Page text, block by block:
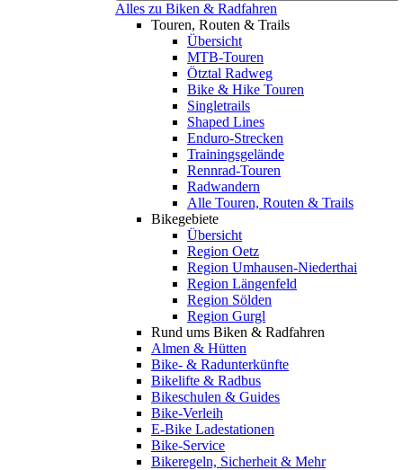
Alles zu Biken & Radfahren
Touren, Routen & Trails
Übersicht
MTB-Touren
Ötztal Radweg
Bike & Hike Touren
Singletrails
Shaped Lines
Enduro-Strecken
Trainingsgelände
Rennrad-Touren
Radwandern
Alle Touren, Routen & Trails
Bikegebiete
Übersicht
Region Oetz
Region Umhausen-Niederthai
Region Längenfeld
Region Sölden
Region Gurgl
Rund ums Biken & Radfahren
Almen & Hütten
Bike- & Radunterkünfte
Bikelifte & Radbus
Bikeschulen & Guides
Bike-Verleih
E-Bike Ladestationen
Bike-Service
Bikeregeln, Sicherheit & Mehr